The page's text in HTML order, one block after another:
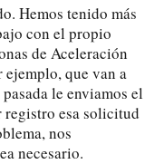
Hemos tenido más
con el propio
de Aceleración
que van a
le enviamos el
esa solicitud
nos
necesario.